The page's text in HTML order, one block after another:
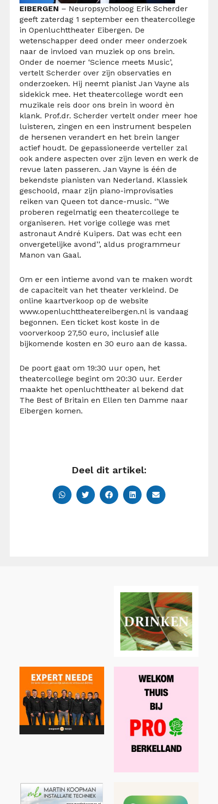
EIBERGEN – Neuropsycholoog Erik Scherder
geeft zaterdag 1 september een theatercollege
in Openluchttheater Eibergen. De
wetenschapper deed onder meer onderzoek
naar de invloed van muziek op ons brein.
Onder de noemer ‘Science meets Music’,
vertelt Scherder over zijn observaties en
onderzoeken. Hij neemt pianist Jan Vayne als
sidekick mee. Het theatercollege wordt een
muzikale reis door ons brein in woord èn
klank. Prof.dr. Scherder vertelt onder meer hoe
luisteren, zingen en een instrument bespelen
de hersenen verandert en het brein langer
actief houdt. De gepassioneerde verteller zal
ook andere aspecten over zijn leven en werk de
revue laten passeren. Jan Vayne is één de
bekendste pianisten van Nederland. Klassiek
geschoold, maar zijn piano-improvisaties
reiken van Queen tot dance-music. ‘’We
proberen regelmatig een theatercollege te
organiseren. Het vorige college was met
astronaut André Kuipers. Dat was echt een
onvergetelijke avond’’, aldus programmeur
Manon van Gaal.
Om er een intieme avond van te maken wordt
de capaciteit van het theater verkleind. De
online kaartverkoop op de website
www.openluchttheatereibergen.nl is vandaag
begonnen. Een ticket kost koste in de
voorverkoop 27,50 euro, inclusief alle
bijkomende kosten en 30 euro aan de kassa.
De poort gaat om 19:30 uur open, het
theatercollege begint om 20:30 uur. Eerder
maakte het openluchttheater al bekend dat
The Best of Britain en Ellen ten Damme naar
Eibergen komen.
Deel dit artikel: